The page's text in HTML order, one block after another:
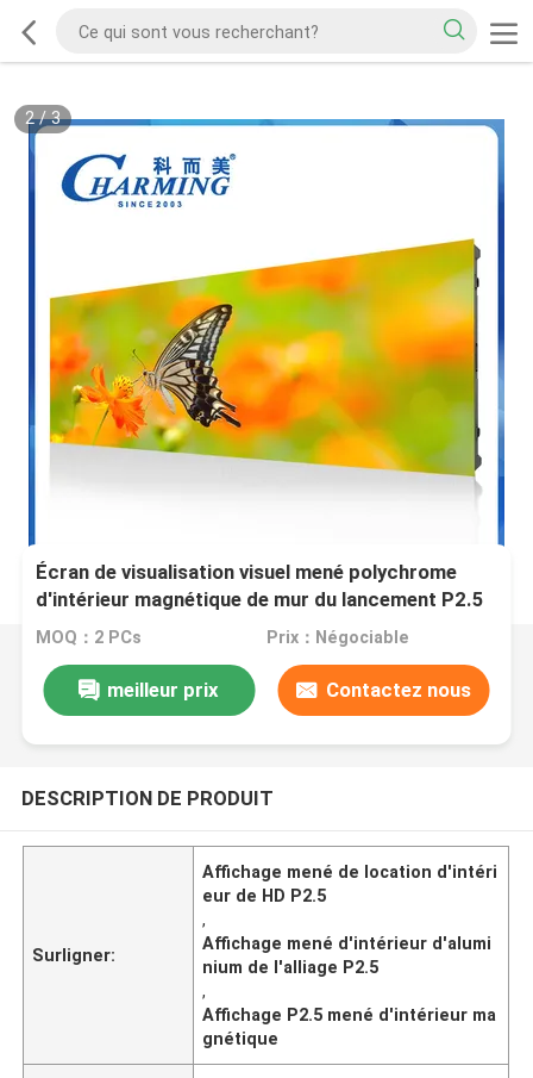
2/3
Écran de visualisation visuel mené polychrome
d'intérieur magnétique de mur du lancement P2.5
fin
MOQ：2 PCs Prix：Négociable
meilleur prix Contactez nous
DESCRIPTION DE PRODUIT
Surligner:
Affichage mené de location d'intéri
eur de HD P2.5
,
Affichage mené d'intérieur d'alumi
nium de l'alliage P2.5
,
Affichage P2.5 mené d'intérieur ma
gnétique